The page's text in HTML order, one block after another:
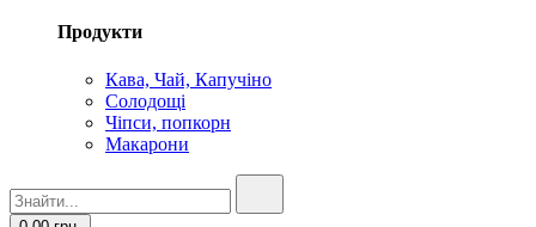
Продукти
Кава, Чай, Капучіно
Солодощі
Чіпси, попкорн
Макарони